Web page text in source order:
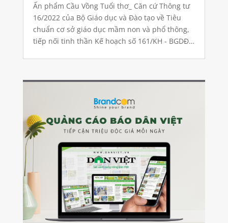
Ấn phẩm Cầu Vồng Tuổi thơ_ Căn cứ Thông tư
16/2022 của Bộ Giáo dục và Đào tạo về Tiêu
chuẩn cơ sở giáo dục mầm non và phổ thông,
tiếp nối tinh thần Kế hoạch số 161/KH - BGDĐT